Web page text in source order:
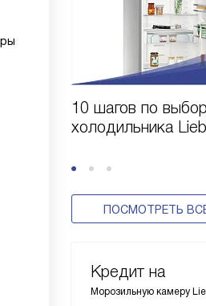
10 шагов по
холодильника
ПОСМОТРЕТЬ
Кредит на
Морозильную камеру